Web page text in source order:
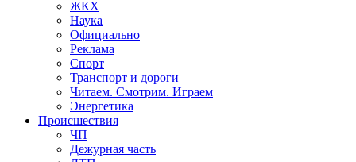
ЖКХ
Наука
Официально
Реклама
Спорт
Транспорт и дороги
Читаем. Смотрим. Играем
Энергетика
Происшествия
ЧП
Дежурная часть